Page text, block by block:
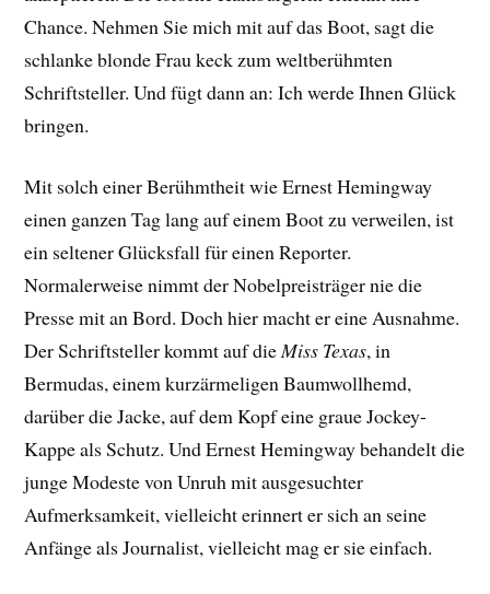
Chance. Nehmen Sie mich mit auf das Boot, sagt die
schlanke blonde Frau keck zum weltberühmten
Schriftsteller. Und fügt dann an: Ich werde Ihnen Glück
bringen.
Mit solch einer Berühmtheit wie Ernest Hemingway
einen ganzen Tag lang auf einem Boot zu verweilen, ist
ein seltener Glücksfall für einen Reporter.
Normalerweise nimmt der Nobelpreisträger nie die
Presse mit an Bord. Doch hier macht er eine Ausnahme.
Der Schriftsteller kommt auf dieMiss Texas, in
Bermudas, einem kurzärmeligen Baumwollhemd,
darüber die Jacke, auf dem Kopf eine graue Jockey-
Kappe als Schutz. Und Ernest Hemingway behandelt die
junge Modeste von Unruh mit ausgesuchter
Aufmerksamkeit, vielleicht erinnert er sich an seine
Anfänge als Journalist, vielleicht mag er sie einfach.